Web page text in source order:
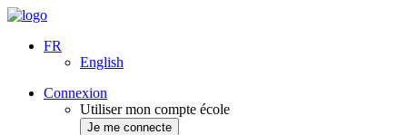
FR
English
Connexion
Utiliser mon compte école
Je me connecte